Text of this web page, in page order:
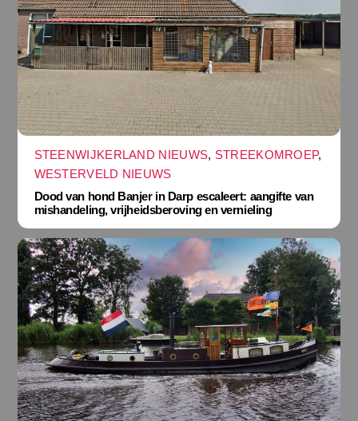
STEENWIJKERLAND NIEUWS, STREEKOMROEP,
WESTERVELD NIEUWS
Dood van hond Banjer in Darp escaleert: aangifte van
mishandeling, vrijheidsberoving en vernieling